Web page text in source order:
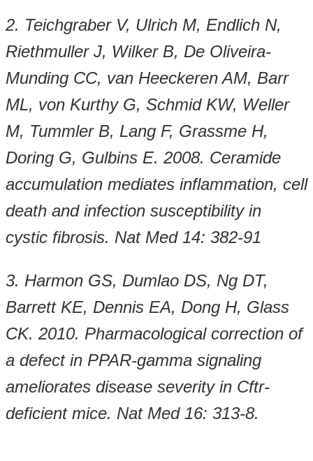
2. Teichgraber V, Ulrich M, Endlich N,
Riethmuller J, Wilker B, De Oliveira-
Munding CC, van Heeckeren AM, Barr
ML, von Kurthy G, Schmid KW, Weller
M, Tummler B, Lang F, Grassme H,
Doring G, Gulbins E. 2008. Ceramide
accumulation mediates inflammation, cell
death and infection susceptibility in
cystic fibrosis. Nat Med 14: 382-91
3. Harmon GS, Dumlao DS, Ng DT,
Barrett KE, Dennis EA, Dong H, Glass
CK. 2010. Pharmacological correction of
a defect in PPAR-gamma signaling
ameliorates disease severity in Cftr-
deficient mice. Nat Med 16: 313-8.